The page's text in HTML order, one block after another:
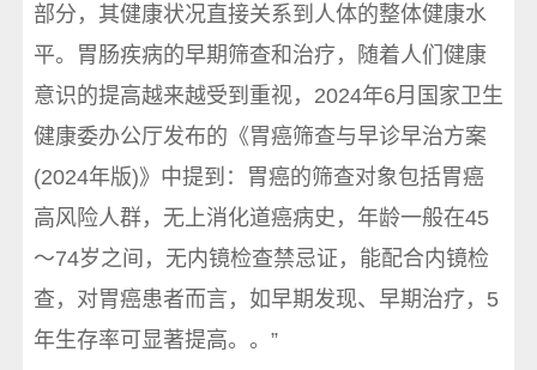
部分，其健康状况直接关系到人体的整体健康水
平。胃肠疾病的早期筛查和治疗，随着人们健康
意识的提高越来越受到重视，2024年6月国家卫生
健康委办公厅发布的《胃癌筛查与早诊早治方案
(2024年版)》中提到：胃癌的筛查对象包括胃癌
高风险人群，无上消化道癌病史，年龄一般在45
～74岁之间，无内镜检查禁忌证，能配合内镜检
查，对胃癌患者而言，如早期发现、早期治疗，5
年生存率可显著提高。。”